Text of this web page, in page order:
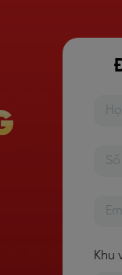
Khu